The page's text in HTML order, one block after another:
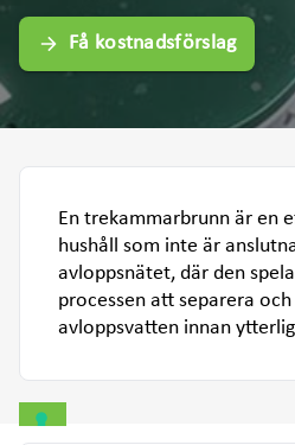
Få kostnadsförslag
En trekammarbrunn är en
hushåll som inte är
avloppsnätet, där den
processen att separera
avloppsvatten innan